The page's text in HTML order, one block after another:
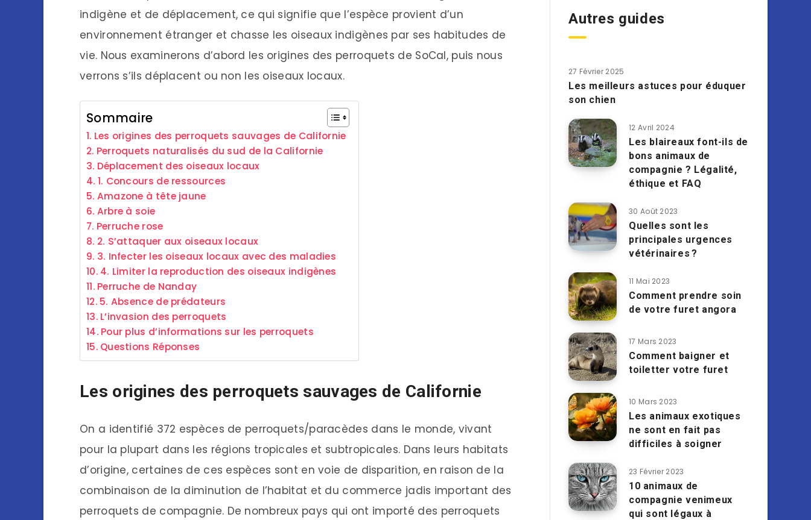
indigène et de déplacement, ce qui signifie que l’espèce provient d’un
environnement étranger et chasse les oiseaux indigènes par ses habitudes de
vie. Nous examinerons d’abord les origines des perroquets de SoCal, puis nous
verrons s’ils déplacent ou non les oiseaux locaux.
Sommaire
Les origines des perroquets sauvages de Californie
Perroquets naturalisés du sud de la Californie
Déplacement des oiseaux locaux
1. Concours de ressources
Amazone à tête jaune
Arbre à soie
Perruche rose
2. S’attaquer aux oiseaux locaux
3. Infecter les oiseaux locaux avec des maladies
4. Limiter la reproduction des oiseaux indigènes
Perruche de Nanday
5. Absence de prédateurs
L’invasion des perroquets
Pour plus d’informations sur les perroquets
Questions Réponses
Les origines des perroquets sauvages de Californie
On a identifié 372 espèces de perroquets/paracèdes dans le monde, vivant
pour la plupart dans les régions tropicales et subtropicales. Dans leurs habitats
d’origine, certaines de ces espèces sont en voie de disparition, en raison de la
combinaison de la diminution de l’habitat et du commerce jadis important des
perroquets de compagnie. De nombreux pays qui ont importé des perroquets
Autres guides
27 Février 2025
Les meilleurs astuces pour éduquer
son chien
12 Avril 2024
Les blaireaux font-ils de
bons animaux de
compagnie ? Légalité,
éthique et FAQ
30 Août 2023
Quelles sont les
principales urgences
vétérinaires ?
11 Mai 2023
Comment prendre soin
de votre furet angora
17 Mars 2023
Comment baigner et
toiletter votre furet
10 Mars 2023
Les animaux exotiques
ne sont en fait pas
difficiles à soigner
23 Février 2023
10 animaux de
compagnie venimeux
qui sont légaux à